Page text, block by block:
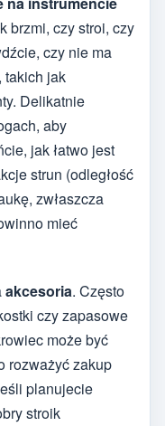
brzmi, czy stroi, czy
czy nie ma
takich jak
Delikatnie
aby
jak łatwo jest
strun (odległość
zwłaszcza
mieć
akcesoria. Często
czy zapasowe
może być
rozważyć zakup
planujecie
stroik